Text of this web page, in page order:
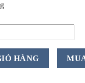
HÀNG